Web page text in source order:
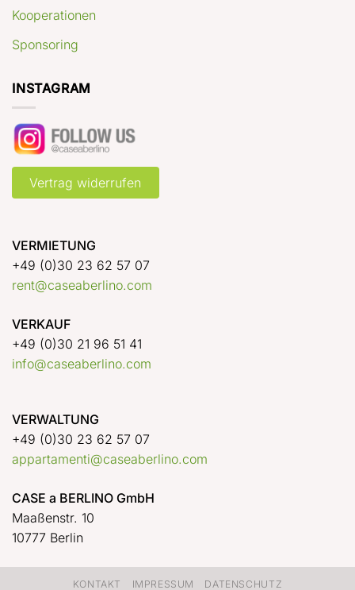
Kooperationen
Sponsoring
INSTAGRAM
Vertrag widerrufen
VERMIETUNG
+49 (0)30 23 62 57 07
rent@caseaberlino.com
VERKAUF
+49 (0)30 21 96 51 41
info@caseaberlino.com
VERWALTUNG
+49 (0)30 23 62 57 07
appartamenti@caseaberlino.com
CASE a BERLINO GmbH
Maaßenstr. 10
10777 Berlin
KONTAKT IMPRESSUM DATENSCHUTZ